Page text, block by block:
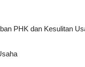
PHK dan Kesulitan